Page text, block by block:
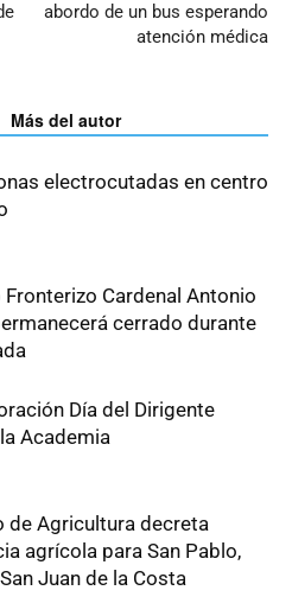
abordo de un bus esperando
atención médica
Más del autor
electrocutadas en centro
Cardenal Antonio
cerrado durante
Día del Dirigente
Academia
de Agricultura decreta
agrícola para San Pablo,
Juan de la Costa